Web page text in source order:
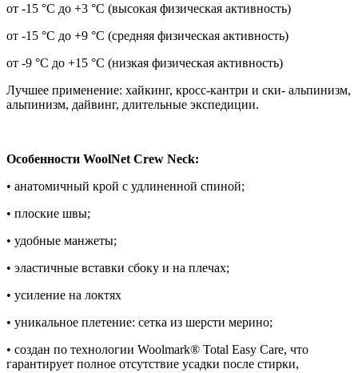
от -15 °C до +3 °C (высокая физическая активность)
от -15 °C до +9 °C (средняя физическая активность)
от -9 °C до +15 °C (низкая физическая активность)
Лучшее применение: хайкинг, кросс-кантри и ски- альпинизм,
альпинизм, дайвинг, длительные экспедиции.
Особенности WoolNet Crew Neck:
• анатомичный крой с удлиненной спиной;
• плоские швы;
• удобные манжеты;
• эластичные вставки сбоку и на плечах;
• усиление на локтях
• уникальное плетение: сетка из шерсти мерино;
• создан по технологии Woolmark® Total Easy Care, что
гарантирует полное отсутствие усадки после стирки,